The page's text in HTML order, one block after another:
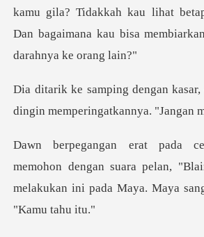
kamu gila? Tidakkah kau lihat
r,
dingin memper
ngan suara pelan,
melakukan ini